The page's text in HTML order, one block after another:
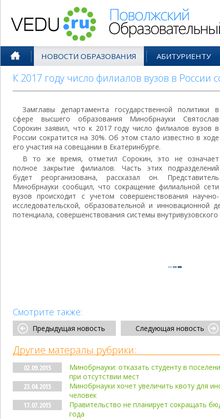
НОВОСТИ ОБРАЗОВАНИЯ АБИТУРИЕНТУ
К 2017 году число филиалов вузов в России
Замглавы департамента государственной политики в
сфере высшего образования Минобрнауки Святослав
Сорокин заявил, что к 2017 году число филиалов вузов в
России сократится на 30%. Об этом стало известно в ходе
его участия на совещании в Екатеринбурге.
В то же время, отметил Сорокин, это не означает
полное закрытие филиалов. Часть этих подразделений
будет реорганизована, рассказал он. Представитель
Минобрнауки сообщил, что сокращение филиальной сети
вузов происходит с учетом совершенствования научно-
исследовательской, образовательной и инновационной
потенциала, совершенствования системы
Смотрите также:
Предыдущая новость Следующая новость
Другие матералы рубрики:
02.09.2015
Минобрнауки: отказать студенту в
при отсутствии мест
23.04.2015
Минобрнауки хочет увеличить квоту для
человек
17.07.2015
Правительство не планирует сокращать
года